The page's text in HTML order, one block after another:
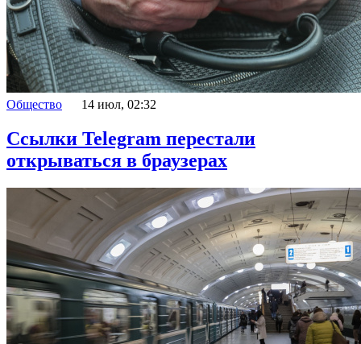
Общество 14 июл, 02:32
Ссылки Telegram перестали
открываться в браузерах